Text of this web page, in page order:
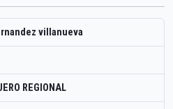
villanueva
REGIONAL